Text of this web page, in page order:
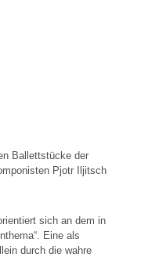
Ballettstücke der
Pjotr Iljitsch
sich an dem in
Eine als
durch die wahre